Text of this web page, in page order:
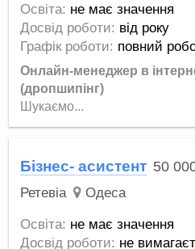
Освіта: не має значення
Досвід роботи: від року
Графік роботи: повний
Онлайн-менеджер в
(дропшипінг)
Шукаємо...
Бізнес- асистент 50
Ретевіа Одеса
Освіта: не має значення
Досвід роботи: не